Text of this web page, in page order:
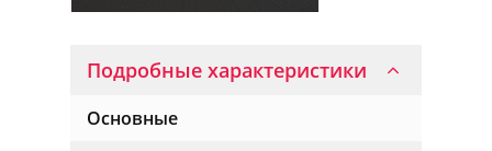
Подробные характеристики
Основные